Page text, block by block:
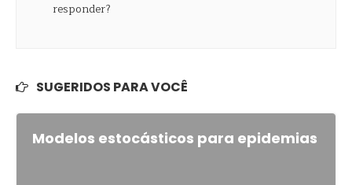
SUGERIDOS PARA VOCÊ
Modelos estocásticos para epidemias